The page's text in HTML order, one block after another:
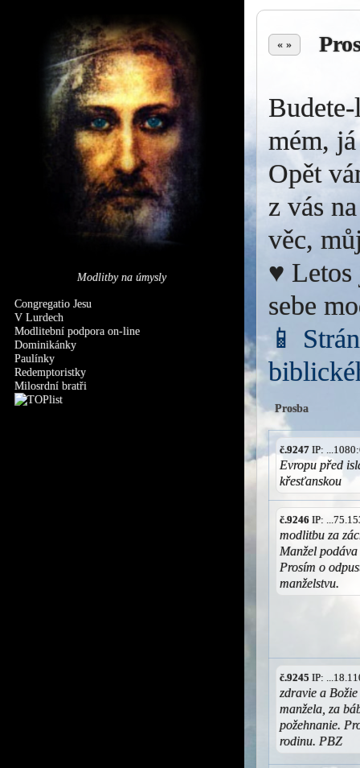
Modlitby na úmysly
Congregatio Jesu
V Lurdech
Modlitební podpora on-line
Dominikánky
Paulínky
Redemptoristky
Milosrdní bratři
« »
mém,
Opět
z vás
věc,
♥ Letos
sebe
📱
Prosba
č.9247 IP:
Evropu před
křesťanskou
č.9246 IP:
modlitbu za
Manžel
Prosím o
manželstvu.
č.9245 IP:
zdravie a
manžela, za
požehnanie.
rodinu. PBZ